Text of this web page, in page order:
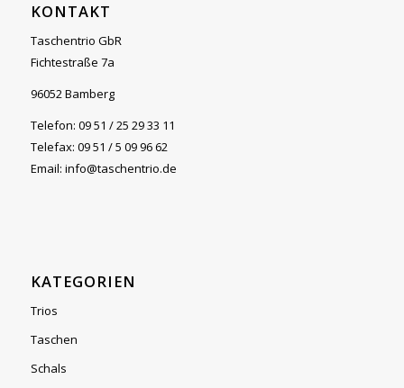
KONTAKT
Taschentrio GbR
Fichtestraße 7a
96052 Bamberg
Telefon: 09 51 / 25 29 33 11
Telefax: 09 51 / 5 09 96 62
Email: info@taschentrio.de
KATEGORIEN
Trios
Taschen
Schals